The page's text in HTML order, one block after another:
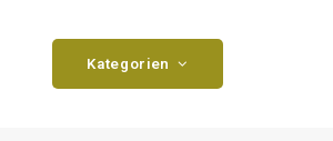
Kategorien